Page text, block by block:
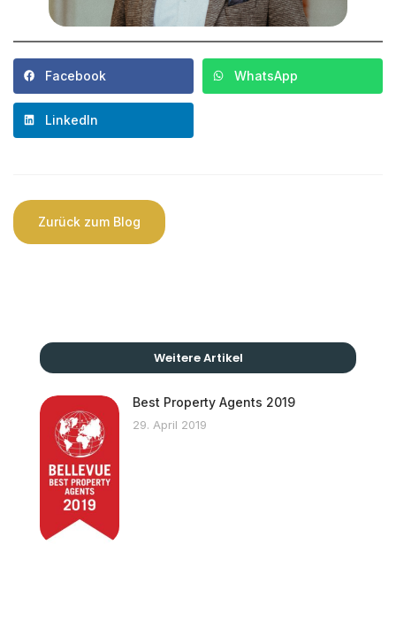
Facebook WhatsApp
LinkedIn
Zurück zum Blog
Weitere Artikel
Best Property Agents 2019
29. April 2019